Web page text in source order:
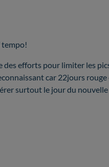
tempo!
des efforts pour limiter les
car 22jours rouge
surtout le jour du nouvelle